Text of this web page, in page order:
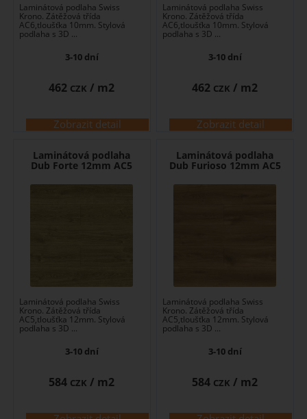
Laminátová podlaha Swiss
Krono. Zátěžová třída
AC6,tloušťka 10mm. Stylová
podlaha s 3D ...
3-10 dní
Zobrazit detail
462 CZK / m2
Laminátová podlaha Swiss
Krono. Zátěžová třída
AC6,tloušťka 10mm. Stylová
podlaha s 3D ...
3-10 dní
Zobrazit detail
462 CZK / m2
Laminátová podlaha
Dub Forte 12mm AC5
Laminátová podlaha Swiss
Krono. Zátěžová třída
AC5,tloušťka 12mm. Stylová
podlaha s 3D ...
3-10 dní
584 CZK / m2
Laminátová podlaha
Dub Furioso 12mm AC5
Laminátová podlaha Swiss
Krono. Zátěžová třída
AC5,tloušťka 12mm. Stylová
podlaha s 3D ...
3-10 dní
584 CZK / m2